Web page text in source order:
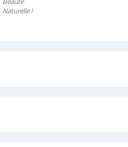
Naturelle !